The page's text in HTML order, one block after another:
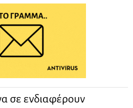
σε ενδιαφέρουν